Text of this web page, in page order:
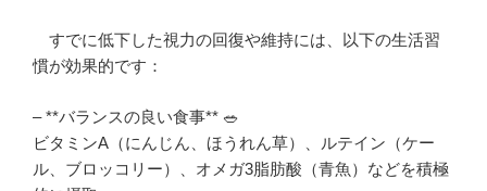
すでに低下した視力の回復や維持には、以下の生活習
慣が効果的です：
– **バランスの良い食事** 🥗
ビタミンA（にんじん、ほうれん草）、ルテイン（ケー
ル、ブロッコリー）、オメガ3脂肪酸（青魚）などを積極